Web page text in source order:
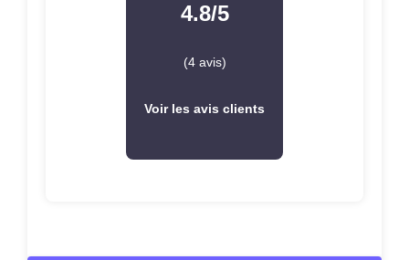
4.8/5
(4 avis)
Voir les avis clients